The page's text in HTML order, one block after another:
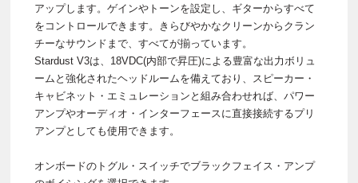
アップします。ゲインやトーンを設定し、ギターからすべて
をコントロールできます。きらびやかなクリーンからクラン
チーなサウンドまで、すべてが揃っています。
Stardust V3は、18VDC(内部で昇圧)による豊富な出力ボリュ
ームと強化されたヘッドルームを備えており、スピーカー・
キャビネット・エミュレーションと組み合わせれば、パワー
アンプやオーディオ・インターフェースに直接接続するプリ
アンプとしても使用できます。
オンボードのトグル・スイッチでブラックフェイス・アンプ